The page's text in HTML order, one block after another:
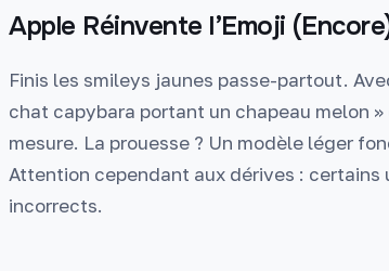
Apple Réinvente l’Emoji
Finis les smileys jaunes passe-partout.
chat capybara portant un chapeau melon
mesure. La prouesse ? Un modèle léger
Attention cependant aux dérives :
incorrects.